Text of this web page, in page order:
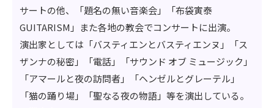
サートの他、「題名の無い音楽会」「布袋寅泰
GUITARISM」また各地の教会でコンサートに出演。
演出家としては「バスティエンとバスティエンヌ」「ス
ザンナの秘密」「電話」「サウンド オブ ミュージック」
「アマールと夜の訪問者」「ヘンゼルとグレーテル」
「猫の踊り場」「聖なる夜の物語」等を演出している。